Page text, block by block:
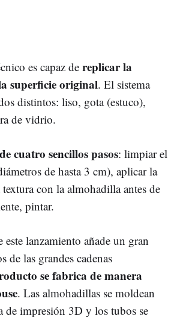
es capaz de replicar la
superficie original. El sistema
distintos: liso, gota (estuco),
de vidrio.
cuatro sencillos pasos: limpiar el
de hasta 3 cm), aplicar la
con la almohadilla antes de
pintar.
lanzamiento añade un gran
de las grandes cadenas
se fabrica de manera
. Las almohadillas se moldean
de impresión 3D y los tubos se